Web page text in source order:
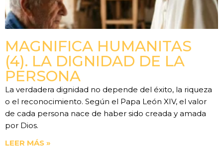
MAGNIFICA HUMANITAS
(4). LA DIGNIDAD DE LA
PERSONA
La verdadera dignidad no depende del éxito, la riqueza
o el reconocimiento. Según el Papa León XIV, el valor
de cada persona nace de haber sido creada y amada
por Dios.
LEER MÁS »